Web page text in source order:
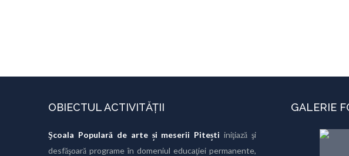
OBIECTUL ACTIVITĂȚII
Şcoala Populară de arte și meserii Pitești iniţiază şi
desfăşoară programe în domeniul educaţiei permanente,
GALERIE